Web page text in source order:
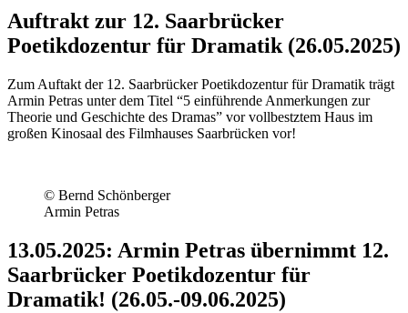
Auftrakt zur 12. Saarbrücker
Poetikdozentur für Dramatik (26.05.2025)
Zum Auftakt der 12. Saarbrücker Poetikdozentur für Dramatik trägt
Armin Petras unter dem Titel “5 einführende Anmerkungen zur
Theorie und Geschichte des Dramas” vor vollbestztem Haus im
großen Kinosaal des Filmhauses Saarbrücken vor!
© Bernd Schönberger
Armin Petras
13.05.2025: Armin Petras übernimmt 12.
Saarbrücker Poetikdozentur für
Dramatik! (26.05.-09.06.2025)